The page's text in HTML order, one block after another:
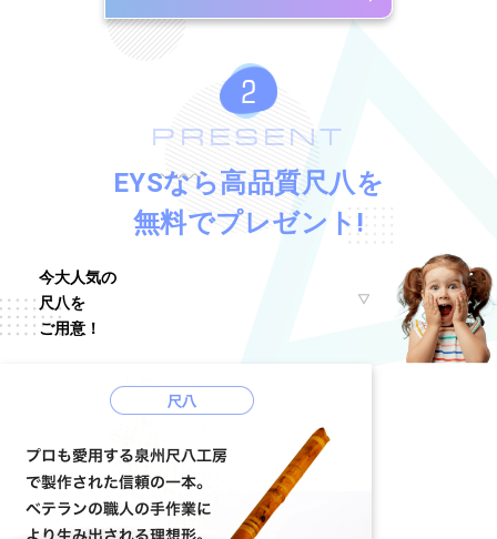
PRESENT
EYSなら高品質尺八を
無料でプレゼント!
今大人気の
尺八を
ご用意！